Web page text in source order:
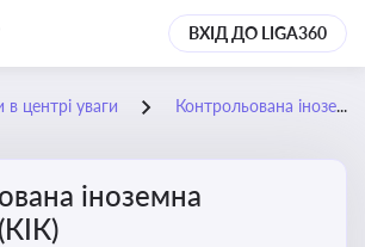
ВХІД ДО LIGA360
в центрі уваги Контрольована іноземна компанія (КІК)
іноземна